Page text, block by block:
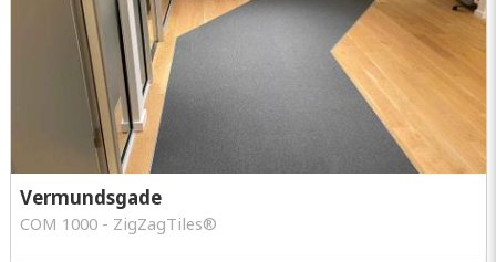
Vermundsgade
COM 1000 - ZigZagTiles®